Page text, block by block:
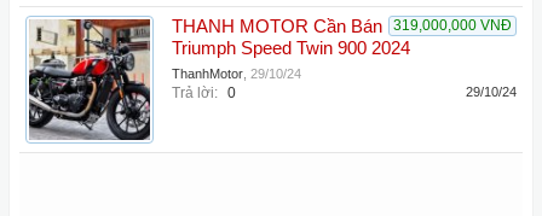
319,000,000 VNĐ
THANH MOTOR Cần Bán
Triumph Speed Twin 900 2024
ThanhMotor 29/10/24
Trả lời: 0 29/10/24